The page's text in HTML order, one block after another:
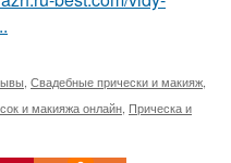
Свадебные прически и макияж
и макияжа онлайн Прическа и